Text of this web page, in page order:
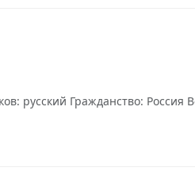
русский Гражданство: Россия